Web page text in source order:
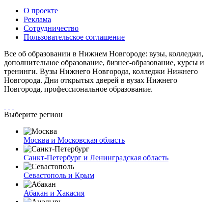
О проекте
Реклама
Сотрудничество
Пользовательское соглашение
Все об образовании в Нижнем Новгороде: вузы, колледжи,
дополнительное образование, бизнес-образование, курсы и
тренинги. Вузы Нижнего Новгорода, колледжи Нижнего
Новгорода. Дни открытых дверей в вузах Нижнего
Новгорода, профессиональное образование.
Выберите регион
Москва и Московская область
Санкт-Петербург и Ленинградская область
Севастополь и Крым
Абакан и Хакасия